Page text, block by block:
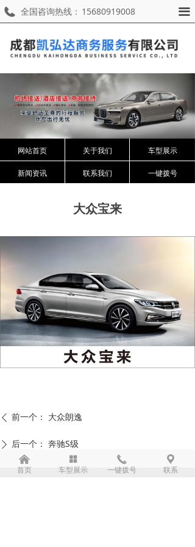
全国咨询热线： 15680919008 끀
网站首页 关于我们 车型展示
新闻资讯 联系我们 一键拨号
大众宝来
ꄴ 前一个： 大众朗逸
ꄲ 后一个： 奔驰S级
낀
首页
넒
车型展示
끅
一键拨号
끇
联系